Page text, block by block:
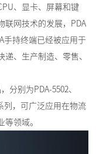
、显卡、屏幕和键
联网技术的发展，PDA
手持终端已经被应用于
、生产制造、零售、
分别为PDA-5502、
列，可广泛应用在物流
等领域。